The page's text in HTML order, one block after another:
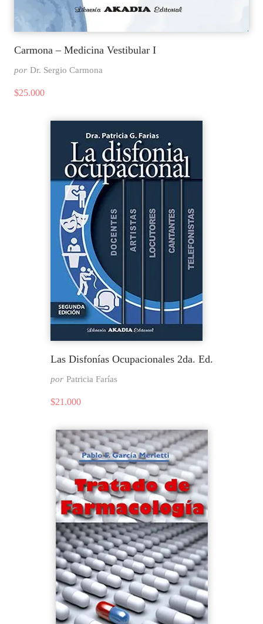
Carmona – Medicina Vestibular I
por Dr. Sergio Carmona
$25.000
Las Disfonías Ocupacionales 2da. Ed.
por Patricia Farías
$21.000